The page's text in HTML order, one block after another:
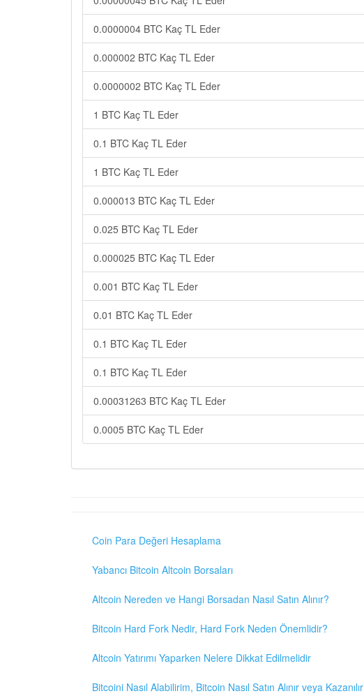
0.0000004 BTC Kaç TL Eder
0.000002 BTC Kaç TL Eder
0.0000002 BTC Kaç TL Eder
1 BTC Kaç TL Eder
0.1 BTC Kaç TL Eder
1 BTC Kaç TL Eder
0.000013 BTC Kaç TL Eder
0.025 BTC Kaç TL Eder
0.000025 BTC Kaç TL Eder
0.001 BTC Kaç TL Eder
0.01 BTC Kaç TL Eder
0.1 BTC Kaç TL Eder
0.1 BTC Kaç TL Eder
0.00031263 BTC Kaç TL Eder
0.0005 BTC Kaç TL Eder
Coin Para Değeri Hesaplama
Yabancı Bitcoin Altcoin Borsaları
Altcoin Nereden ve Hangi Borsadan Nasıl Satın Alınır?
Bitcoin Hard Fork Nedir, Hard Fork Neden Önemlidir?
Altcoin Yatırımı Yaparken Nelere Dikkat Edilmelidir
Bitcoini Nasıl Alabilirim, Bitcoin Nasıl Satın Alınır veya Kazanılır